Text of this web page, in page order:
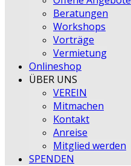
Beratungen
Workshops
Vorträge
Vermietung
Onlineshop
ÜBER UNS
VEREIN
Mitmachen
Kontakt
Anreise
Mitglied werden
SPENDEN